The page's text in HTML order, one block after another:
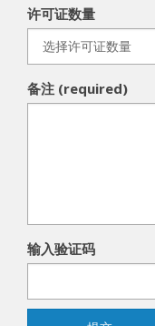
许可证数量
备注 (required)
输入验证码